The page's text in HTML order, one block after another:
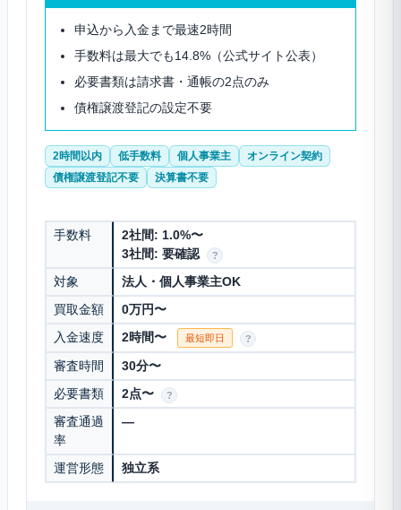
申込から入金まで最速2時間
手数料は最大でも14.8%（公式サイト公表）
必要書類は請求書・通帳の2点のみ
債権譲渡登記の設定不要
2時間以内 低手数料 個人事業主
オンライン契約
債権譲渡登記不要
決算書不要
手数料
2社間: 1.0%〜
3社間: 要確認
?
対象
法人・個人事業主OK
買取金額
0万円〜
入金速度
2時間〜 最短即日 ?
審査時間
30分〜
必要書類
2点〜 ?
審査通過
率
—
運営形態 独立系